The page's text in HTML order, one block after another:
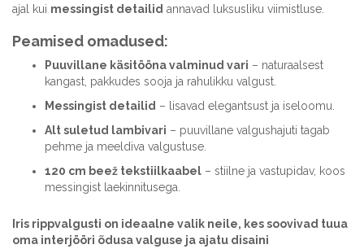
ajal kui messingist detailid annavad luksusliku viimistluse.
Peamised omadused:
Puuvillane käsitööna valminud vari – naturaalsest
kangast, pakkudes sooja ja rahulikku valgust.
Messingist detailid – lisavad elegantsust ja iseloomu.
Alt suletud lambivari – puuvillane valgushajuti tagab
pehme ja meeldiva valgustuse.
120 cm beež tekstiilkaabel – stiilne ja vastupidav, koos
messingist laekinnitusega.
Iris rippvalgusti on ideaalne valik neile, kes soovivad tuua
oma interjööri õdusa valguse ja ajatu disaini